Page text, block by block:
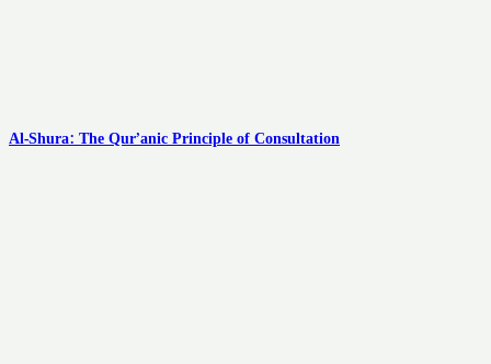
Al-Shura: The Qur’anic Principle of Consultation